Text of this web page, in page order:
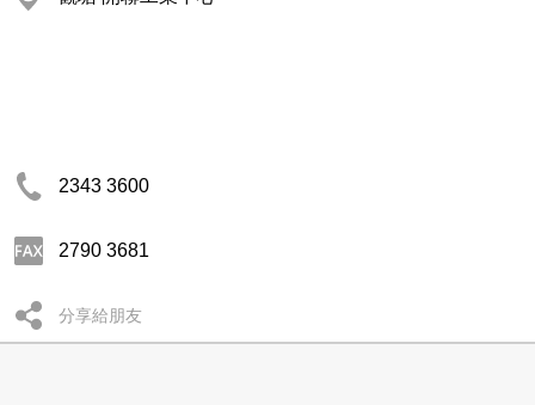
2343 3600
2790 3681
分享給朋友